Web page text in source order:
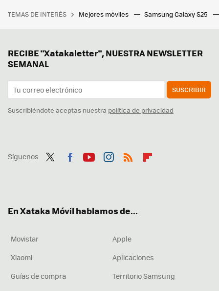
TEMAS DE INTERÉS Mejores móviles Samsung Galaxy S25
RECIBE "Xatakaletter", NUESTRA NEWSLETTER
SEMANAL
SUSCRIBIR
Suscribiéndote aceptas nuestra política de privacidad
Síguenos
En Xataka Móvil hablamos de...
Movistar
Apple
Xiaomi
Aplicaciones
Guías de compra
Territorio Samsung